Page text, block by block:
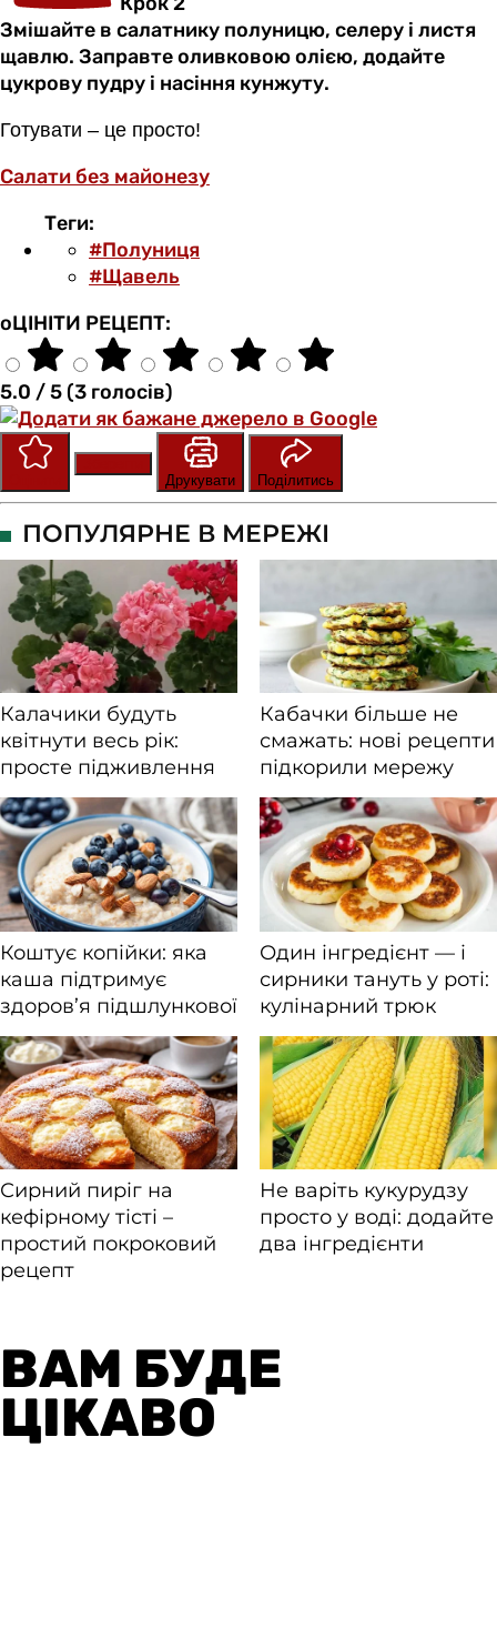
Змішайте в салатнику полуницю, селеру і листя
щавлю. Заправте оливковою олією, додайте
цукрову пудру і насіння кунжуту.
Готувати – це просто!
Салати без майонезу
Теги:
#Полуниця
#Щавель
оЦІНІТИ РЕЦЕПТ:
5.0 / 5 (3 голосів)
Друкувати
Поділитись
ВАМ БУДЕ
ЦІКАВО